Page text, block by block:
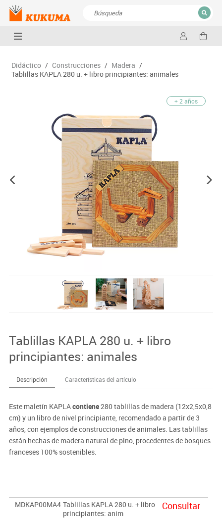
CERRAR
Didáctico / Construcciones / Madera /
Tablillas KAPLA 280 u. + libro principiantes: animales
+ 2 años
Tablillas KAPLA 280 u. + libro
principiantes: animales
Descripción Características del artículo
Este maletín KAPLAcontiene280 tablillas de madera (12x2,5x0,8
cm) y un libro de nivel principiante, recomendado a partir de 3
años, con ejemplos de construcciones de animales. Las tablillas
están hechas de madera natural de pino, procedentes de bosques
franceses 100% sostenibles.
MDKAP00MA4 Tablillas KAPLA 280 u. + libro
principiantes: anim
Consultar